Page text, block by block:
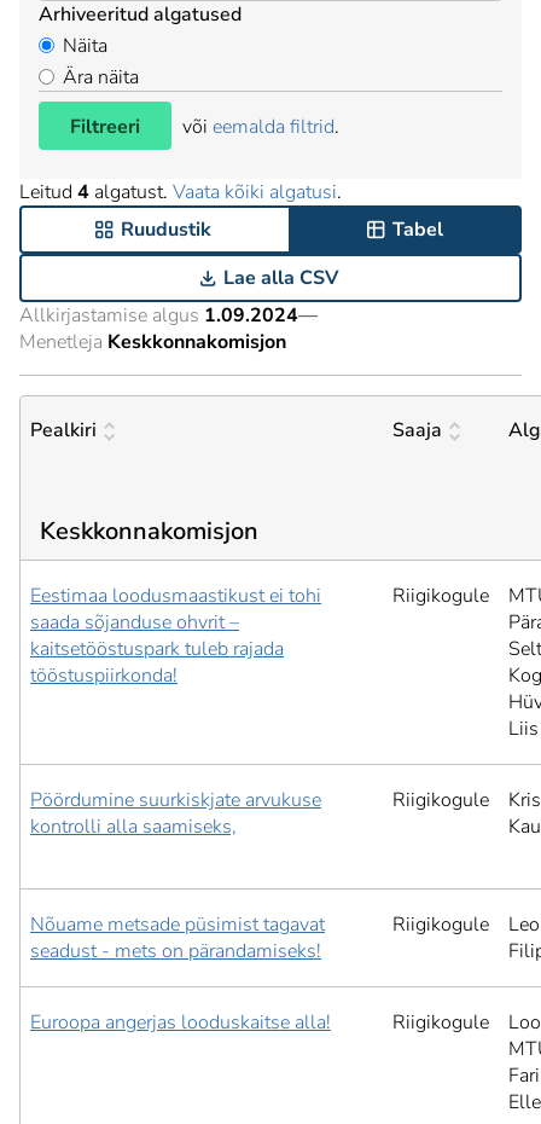
Arhiveeritud algatused
Näita
Ära näita
Filtreeri
või eemalda filtrid.
Leitud 4 algatust. Vaata kõiki algatusi.
Ruudustik
Tabel
Lae alla CSV
Allkirjastamise algus 1.09.2024—
Menetleja Keskkonnakomisjon
Pealkiri Saaja
Keskkonnakomisjon
Eestimaa loodusmaastikust ei tohi
saada sõjanduse ohvrit –
kaitsetööstuspark tuleb rajada
tööstuspiirkonda!
Riigikogule
Pöördumine suurkiskjate arvukuse
kontrolli alla saamiseks,
Riigikogule
Nõuame metsade püsimist tagavat
seadust - mets on pärandamiseks!
Riigikogule
Leo
Euroopa angerjas looduskaitse alla! Riigikogule